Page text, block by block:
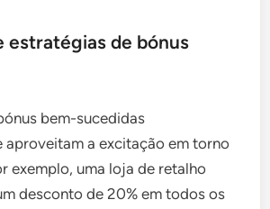
estratégias de bónus
bem-sucedidas
aproveitam a excitação em torno
exemplo, uma loja de retalho
desconto de 20% em todos os